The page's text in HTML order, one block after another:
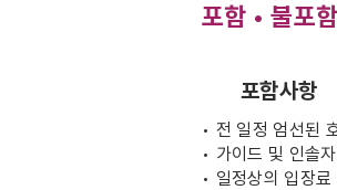
포함 • 불포
포함사항
• 전 일정 엄선된
• 가이드 및 인솔자
• 일정상의 입장료